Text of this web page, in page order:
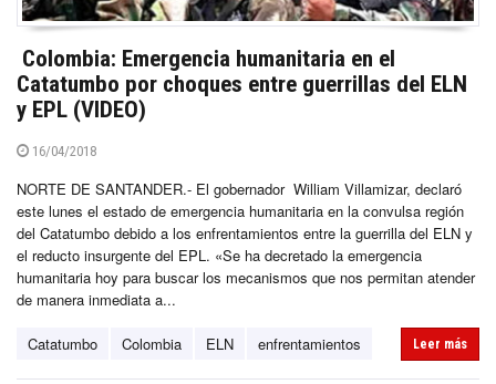
Colombia: Emergencia humanitaria en el
Catatumbo por choques entre guerrillas del ELN
y EPL (VIDEO)
16/04/2018
NORTE DE SANTANDER.- El gobernador William Villamizar, declaró
este lunes el estado de emergencia humanitaria en la convulsa región
del Catatumbo debido a los enfrentamientos entre la guerrilla del ELN y
el reducto insurgente del EPL. «Se ha decretado la emergencia
humanitaria hoy para buscar los mecanismos que nos permitan atender
de manera inmediata a...
Catatumbo Colombia ELN enfrentamientos Leer más